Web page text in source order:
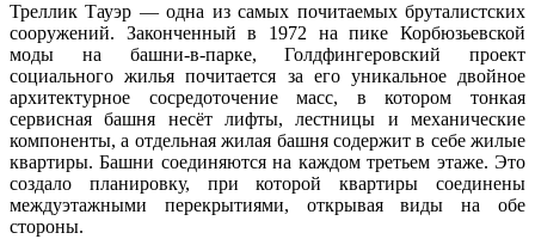
Треллик Тауэр — одна из самых почитаемых бруталистских
сооружений. Законченный в 1972 на пике Корбюзьевской
моды на башни-в-парке, Голдфингеровский проект
социального жилья почитается за его уникальное двойное
архитектурное сосредоточение масс, в котором тонкая
сервисная башня несёт лифты, лестницы и механические
компоненты, а отдельная жилая башня содержит в себе жилые
квартиры. Башни соединяются на каждом третьем этаже. Это
создало планировку, при которой квартиры соединены
междуэтажными перекрытиями, открывая виды на обе
стороны.